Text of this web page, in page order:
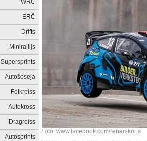
WRC
ERČ
Drifts
Minirallijs
Supersprints
Autošoseja
Folkreiss
Autokross
Dragreiss
Autosprints
Foto: www.facebook.com/renarskoris